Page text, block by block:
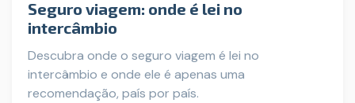
Seguro viagem: onde é lei no
intercâmbio
Descubra onde o seguro viagem é lei no
intercâmbio e onde ele é apenas uma
recomendação, país por país.